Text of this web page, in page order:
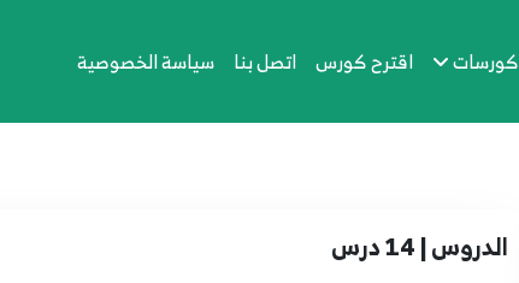
كورسات اقترح كورس اتصل بنا سياسة الخصوصية
الدروس | 14 درس